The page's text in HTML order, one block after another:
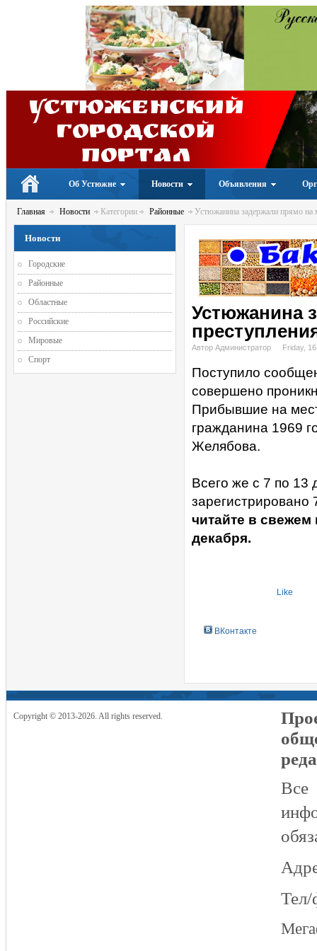
Устюженский
Городской
портал
Об Устюжне Новости Объявления
Главная Новости Категории Районные Устюжанина задержали прямо на
Устюжанина
Автор Администратор Friday,
Поступило
совершено
Прибывшие на
гражданина 1969
Желябова.
Всего же с 7 по 13
читайте в свежем
декабря.
Like
ВКонтакте
Новости
Городские
Районные
Областные
Российские
Мировые
Спорт
Copyright © 2013-2026. All rights reserved.